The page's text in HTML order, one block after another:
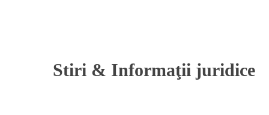
Stiri & Informaţii juridice